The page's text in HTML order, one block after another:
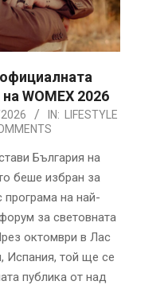
WOMEX 2026
IN:
LIFESTYLE
България на
беше избран за
на най-
за световната
октомври в Лас
Испания, той ще се
публика от над